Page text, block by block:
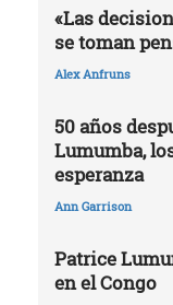
«Las
se toman
Alex Anfruns
50 años
Lumumba,
esperanza
Ann Garrison
Patrice
en el Congo